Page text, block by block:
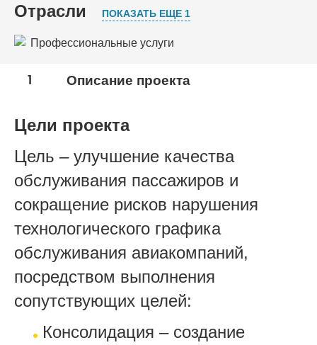
Отрасли ПОКАЗАТЬ ЕЩЕ 1
Профессиональные услуги
Транспорт и логистика
1 Описание проекта
Цели проекта
Цель – улучшение качества
обслуживания пассажиров и
сокращение рисков нарушения
технологического графика
обслуживания авиакомпаний,
посредством выполнения
сопутствующих целей:
Консолидация – создание